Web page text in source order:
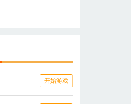
开始游戏